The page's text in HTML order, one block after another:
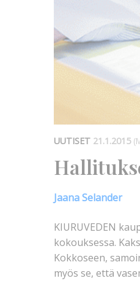
UUTISET 21.1.2015
Jaana Selander
KIURUVEDEN
kokouksessa.
Kokkoseen,
myös se, että